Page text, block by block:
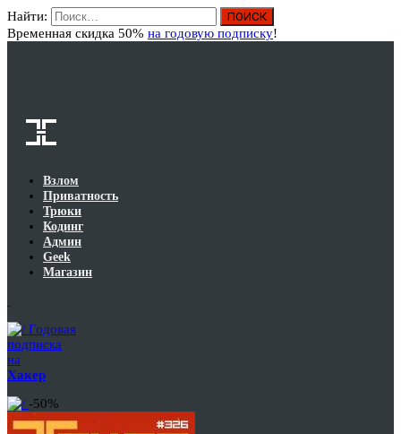
Найти:
Временная скидка 50% на годовую подписку!
Взлом
Приватность
Трюки
Кодинг
Админ
Geek
Магазин
Годовая
подписка
на
Хакер
-50%